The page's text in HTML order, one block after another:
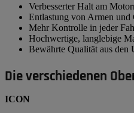
Verbesserter Halt am
Entlastung von Armen und
Mehr Kontrolle in jeder
Hochwertige, langlebige
Bewährte Qualität aus den
Die verschiedenen
ICON